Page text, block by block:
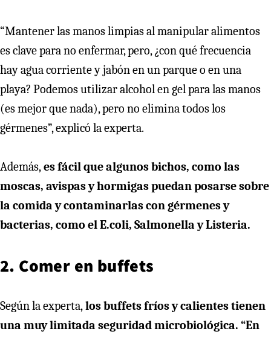
“Mantener las manos limpias al manipular alimentos
es clave para no enfermar, pero, ¿con qué frecuencia
hay agua corriente y jabón en un parque o en una
playa? Podemos utilizar alcohol en gel para las manos
(es mejor que nada), pero no elimina todos los
gérmenes”, explicó la experta.
Además, es fácil que algunos bichos, como las
moscas, avispas y hormigas puedan posarse sobre
la comida y contaminarlas con gérmenes y
bacterias, como el E.coli, Salmonella y Listeria.
2. Comer en buffets
Según la experta, los buffets fríos y calientes tienen
una muy limitada seguridad microbiológica. “En